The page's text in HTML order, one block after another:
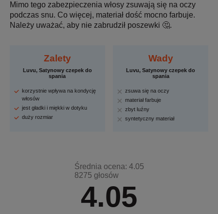
Mimo tego zabezpieczenia włosy zsuwają się na oczy
podczas snu. Co więcej, materiał dość mocno farbuje.
Należy uważać, aby nie zabrudził poszewki 🤔.
Zalety
Luvu, Satynowy czepek do
spania
korzystnie wpływa na kondycję
włosów
jest gładki i miękki w dotyku
duży rozmiar
Wady
Luvu, Satynowy czepek do
spania
zsuwa się na oczy
materiał farbuje
zbyt luźny
syntetyczny materiał
4.05
Średnia ocena: 4.05
8275 głosów